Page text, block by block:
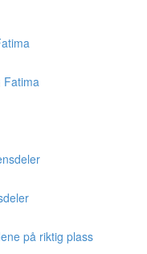
Fatima
på riktig plass